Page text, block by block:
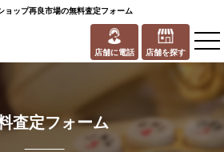
ョップ再良市場の無料査定フォーム
店舗に電話 店舗を探す
査定フォーム